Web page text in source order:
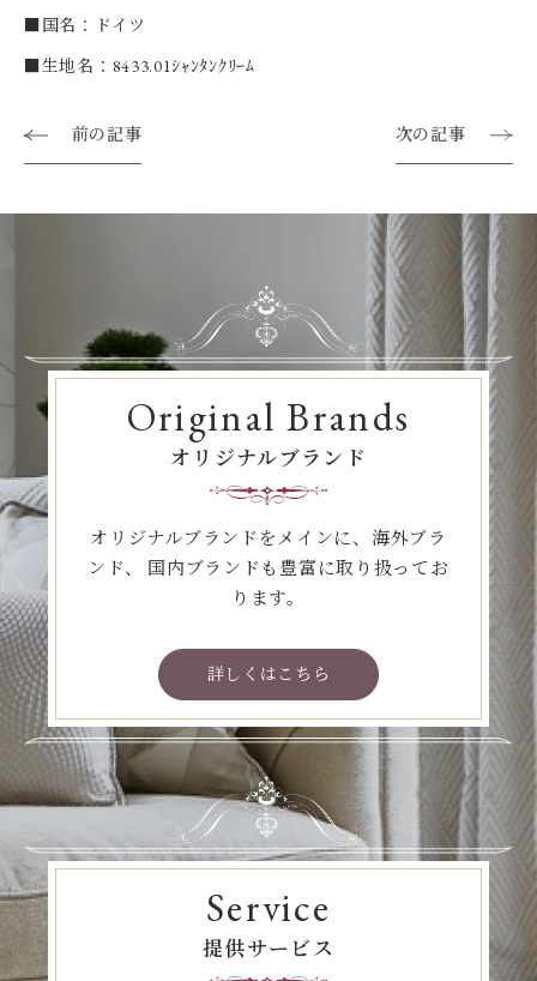
■国名：ドイツ
■生地名：8433.01ｼｬﾝﾀﾝｸﾘｰﾑ
前の記事 次の記事
Original Brands
オリジナルブランド
オリジナルブランドをメインに、海外ブラ
ンド、
国内ブランドも豊富に取り扱ってお
ります。
詳しくはこちら
Service
提供サービス